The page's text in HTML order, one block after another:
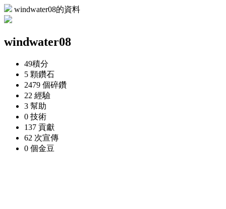
windwater08的資料
windwater08
49積分
5 顆鑽石
2479 個碎鑽
22 經驗
3 幫助
0 技術
137 貢獻
62 次宣傳
0 個金豆